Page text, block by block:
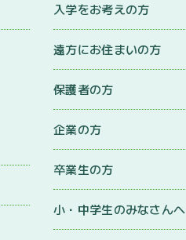
入学をお考えの方
遠方にお住まいの方
保護者の方
企業の方
卒業生の方
小・中学生のみなさんへ